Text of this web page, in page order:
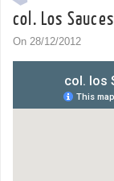
col. Los Sauces
On 28/12/2012